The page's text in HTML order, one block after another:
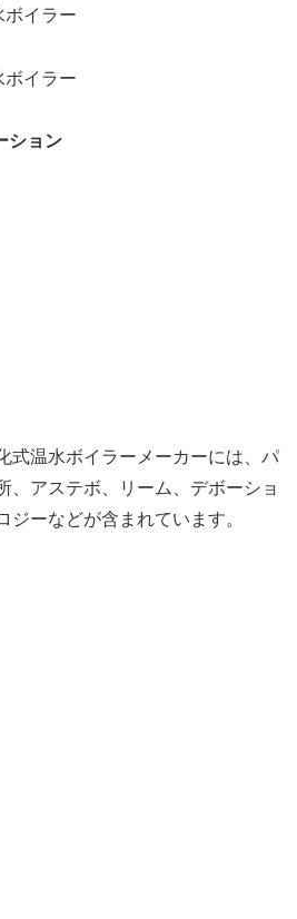
ボイラー
ボイラー
ション
式温水ボイラーメーカーには、パ
、アステボ、リーム、デボーショ
ジーなどが含まれています。